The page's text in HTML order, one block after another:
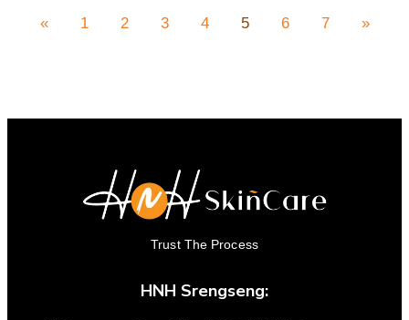
« 1 2 3 4 5 6 7 »
Trust The Process
HNH Srengseng: